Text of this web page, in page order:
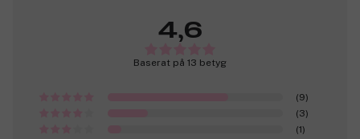
4,6
Baserat på 13 betyg
(9)
(3)
(1)